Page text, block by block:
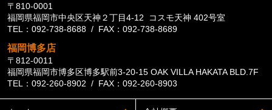
〒810-0001
福岡県福岡市中央区天神２丁目4-12 コスモ天神 402号室
TEL：092-738-8688 / FAX：092-738-8689
福岡博多店
〒812-0011
福岡県福岡市博多区博多駅前3-20-15 OAK VILLA HAKATA BLD.7F
TEL：092-260-8902 / FAX：092-260-8903